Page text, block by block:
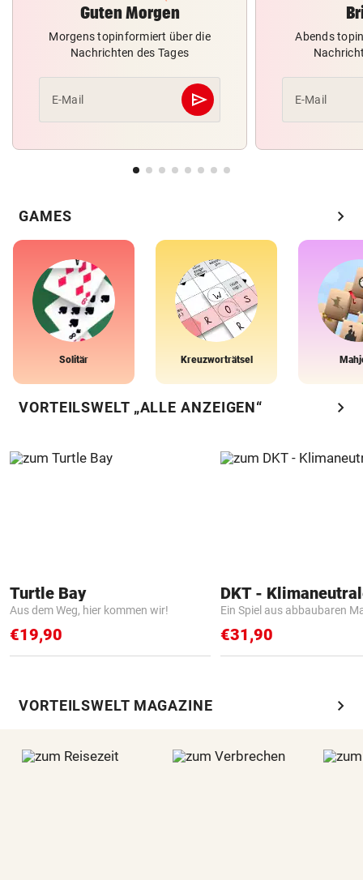
Guten Morgen
Morgens topinformiert über die
Nachrichten des Tages
E-Mail send
Abschicken
Abends
E-Mail
GAMES chevron_right
Solitär Kreuzworträtsel
VORTEILSWELT „ALLE ANZEIGEN“ chevron_right
Turtle Bay
Aus dem Weg, hier kommen wir!
€19,90
Ein Spiel aus abbaubaren
€31,90
VORTEILSWELT MAGAZINE chevron_right